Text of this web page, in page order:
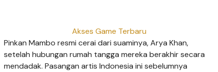
Akses Game Terbaru
Pinkan Mambo resmi cerai dari suaminya, Arya Khan,
setelah hubungan rumah tangga mereka berakhir secara
mendadak. Pasangan artis Indonesia ini sebelumnya